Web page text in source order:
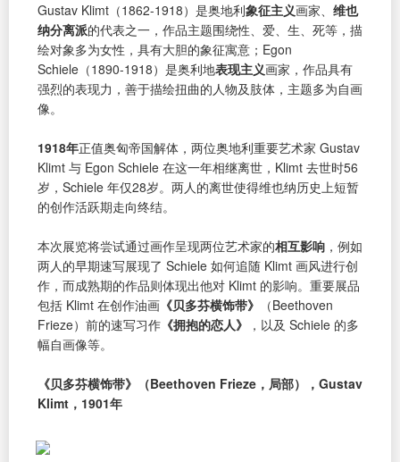
Gustav Klimt（1862-1918）是奥地利象征主义画家、 维也
纳分离派的代表之一，作品主题围绕性、爱、生、死等，描
绘对象多为女性，具有大胆的象征寓意；Egon
Schiele（1890-1918）是奥利地表现主义画家，作品具有
强烈的表现力，善于描绘扭曲的人物及肢体，主题多为自画
像。
1918年正值奥匈帝国解体，两位奥地利重要艺术家 Gustav
Klimt 与 Egon Schiele 在这一年相继离世，Klimt 去世时56
岁，Schiele 年仅28岁。两人的离世使得维也纳历史上短暂
的创作活跃期走向终结。
本次展览将尝试通过画作呈现两位艺术家的相互影响 ，例如
两人的早期速写展现了 Schiele 如何追随 Klimt 画风进行创
作，而成熟期的作品则体现出他对 Klimt 的影响。重要展品
包括 Klimt 在创作油画 《贝多芬横饰带》
（Beethoven
Frieze）前的速写习作 《拥抱的恋人》
，以及 Schiele 的多
幅自画像等。
《贝多芬横饰带》（Beethoven Frieze，局部），Gustav
Klimt，1901年